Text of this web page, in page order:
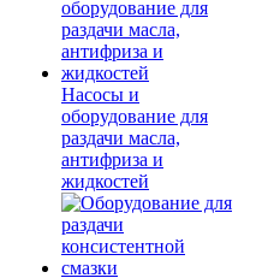
Насосы и
оборудование для
раздачи масла,
антифриза и
жидкостей